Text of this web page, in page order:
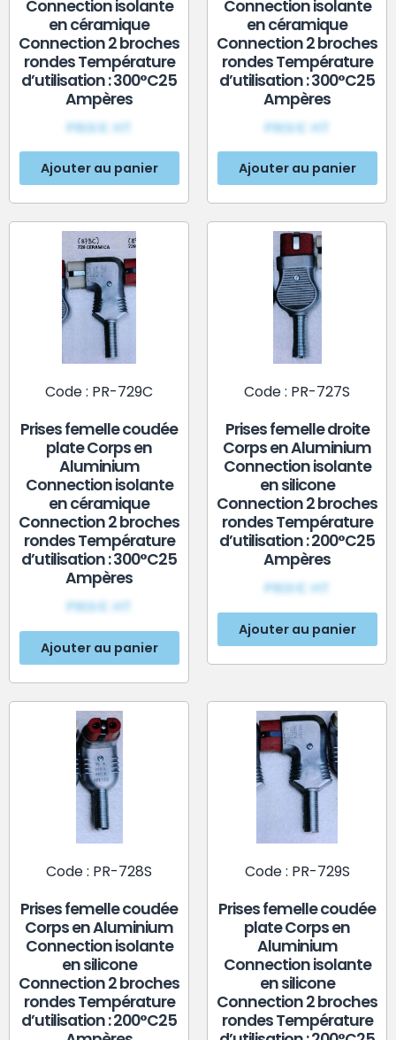
Connection isolante
en céramique
Connection 2 broches
rondes Température
d’utilisation : 300°C25
Ampères
PRIX€ HT
Ajouter au panier
Connection isolante
en céramique
Connection 2 broches
rondes Température
d’utilisation : 300°C25
Ampères
PRIX€ HT
Ajouter au panier
Code : PR-729C
Prises femelle coudée
plate Corps en
Aluminium
Connection isolante
en céramique
Connection 2 broches
rondes Température
d’utilisation : 300°C25
Ampères
PRIX€ HT
Ajouter au panier
Code : PR-727S
Prises femelle droite
Corps en Aluminium
Connection isolante
en silicone
Connection 2 broches
rondes Température
d’utilisation : 200°C25
Ampères
PRIX€ HT
Ajouter au panier
Code : PR-728S
Prises femelle coudée
Corps en Aluminium
Connection isolante
en silicone
Connection 2 broches
rondes Température
d’utilisation : 200°C25
Code : PR-729S
Prises femelle coudée
plate Corps en
Aluminium
Connection isolante
en silicone
Connection 2 broches
rondes Température